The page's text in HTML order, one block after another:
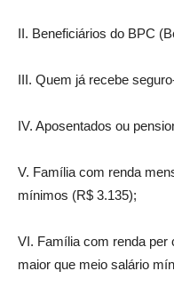
II. Beneficiários do BPC
III. Quem já recebe
IV. Aposentados ou
V. Família com renda
mínimos (R$ 3.135);
VI. Família com renda per
maior que meio salário